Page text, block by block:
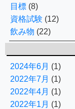
目標 (8)
資格試験 (12)
飲み物 (22)
2024年6月 (1)
2022年7月 (1)
2022年4月 (1)
2022年1月 (1)